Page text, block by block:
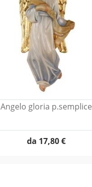
Angelo gloria p.semplice
da 17,80 €